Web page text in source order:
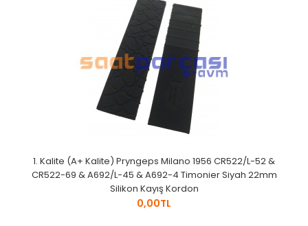
1. Kalite (A+ Kalite) Pryngeps Milano 1956 CR522/L-52 &
CR522-69 & A692/L-45 & A692-4 Timonier Siyah 22mm
Silikon Kayış Kordon
0,00TL